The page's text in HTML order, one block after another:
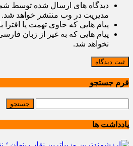
دیدگاه های ارسال شده توسط
مدیریت در وب منتشر خواهد شد.
پیام هایی که حاوی تهمت یا
پیام هایی که به غیر از زبان
نخواهد شد.
ثبت دیدگاه
فرم جستجو
یادداشت ها